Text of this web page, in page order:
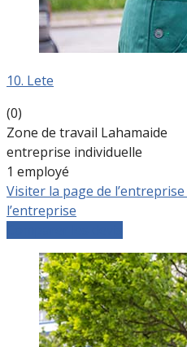
10. Lete
(0)
Zone de travail Lahamaide
entreprise individuelle
1 employé
Visiter la page de l’entreprise
l’entreprise